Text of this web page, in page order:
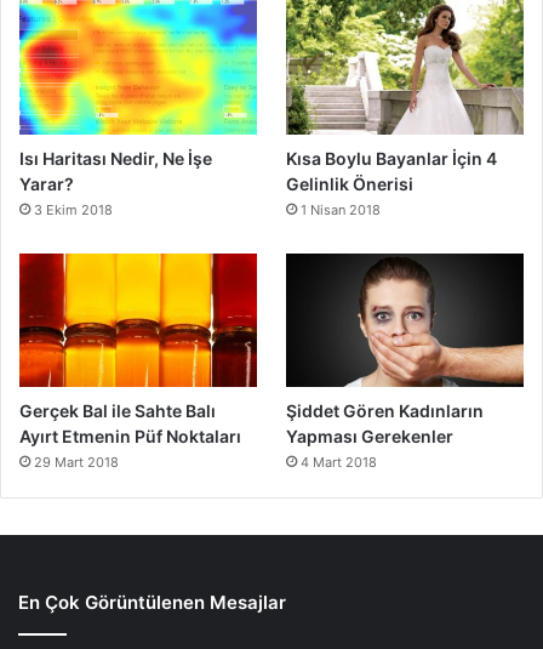
Isı Haritası Nedir, Ne İşe
Yarar?
3 Ekim 2018
Kısa Boylu Bayanlar İçin 4
Gelinlik Önerisi
1 Nisan 2018
Gerçek Bal ile Sahte Balı
Ayırt Etmenin Püf Noktaları
29 Mart 2018
Şiddet Gören Kadınların
Yapması Gerekenler
4 Mart 2018
En Çok Görüntülenen Mesajlar